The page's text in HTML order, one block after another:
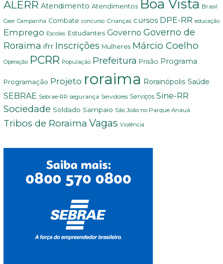
ALERR Atendimento Atendimentos Boa Vista Brasil
Caer Campanha Combate concurso Crianças cursos DPE-RR educação
Emprego Escolas Estudantes Governo Governo de
Roraima ifrr Inscrições Mulheres Márcio Coelho
Operação PCRR População Prefeitura Prisão Programa
Programação Projeto roraima Rorainópolis Saúde
SEBRAE Sebrae-RR segurança Servidores Serviços Sine-RR
Sociedade Soldado Sampaio São João no Parque Anauá
Tribos de Roraima Vagas Violência